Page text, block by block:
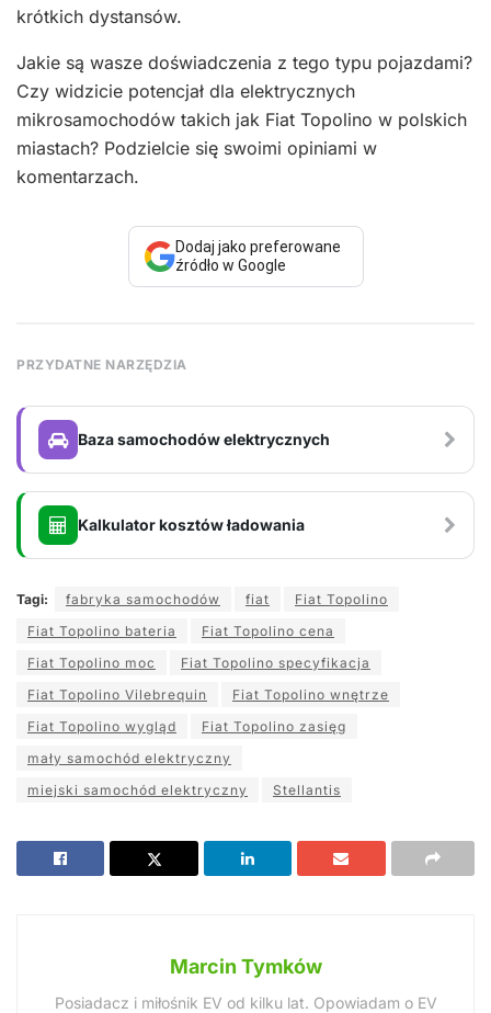
krótkich dystansów.
Jakie są wasze doświadczenia z tego typu pojazdami?
Czy widzicie potencjał dla elektrycznych
mikrosamochodów takich jak Fiat Topolino w polskich
miastach? Podzielcie się swoimi opiniami w
komentarzach.
Dodaj jako preferowane
źródło w Google
PRZYDATNE NARZĘDZIA
Baza samochodów elektrycznych
Kalkulator kosztów ładowania
Tagi: fabryka samochodów fiat
Fiat Topolino
Fiat Topolino bateria
Fiat Topolino cena
Fiat Topolino moc
Fiat Topolino specyfikacja
Fiat Topolino Vilebrequin
Fiat Topolino wnętrze
Fiat Topolino wygląd
Fiat Topolino zasięg
mały samochód elektryczny
miejski samochód elektryczny
Stellantis
Marcin Tymków
Posiadacz i miłośnik EV od kilku lat. Opowiadam o EV